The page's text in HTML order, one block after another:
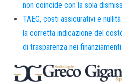
non coincide con la sola
TAEG, costi assicurativi e
la corretta indicazione del
di trasparenza nei